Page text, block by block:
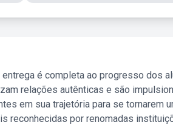
entrega é completa ao progresso dos
relações autênticas e são
em sua trajetória para se tornarem
reconhecidas por renomadas